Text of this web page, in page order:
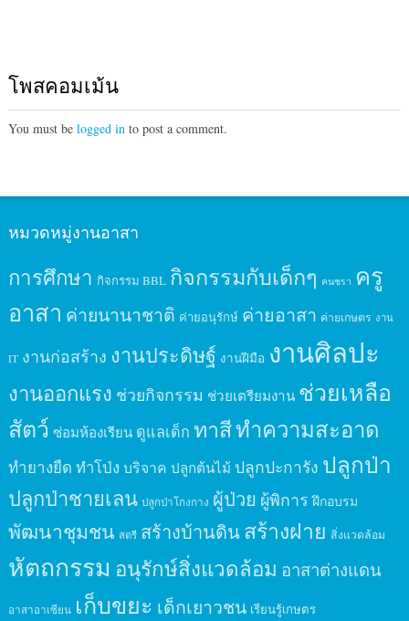
โพสคอมเม้น
You must be logged into post a comment.
หมวดหมู่งานอาสา
การศึกษา กิจกรรม BBL กิจกรรมกับเด็กๆ คนชรา ครู
อาสา ค่ายนานาชาติ ค่ายอนุรักษ์ ค่ายอาสา ค่ายเกษตร งาน
IT งานก่อสร้าง งานประดิษฐ์ งานฝีมือ งานศิลปะ
งานออกแรง ช่วยกิจกรรม ช่วยเตรียมงาน ช่วยเหลือ
สัตว์ ซ่อมห้องเรียน ดูแลเด็ก ทาสีทำความสะอาด
ทำยางยืด ทำโป่ง บริจาค ปลูกต้นไม้ ปลูกปะการัง ปลูกป่า
ปลูกป่าชายเลน ปลูกป่าโกงกาง ผู้ป่วย ผู้พิการ ฝึกอบรม
พัฒนาชุมชน สตรี สร้างบ้านดินสร้างฝาย สิ่งแวดล้อม
หัตถกรรม อนุรักษ์สิ่งแวดล้อม อาสาต่างแดน
อาสาอาเซียน เก็บขยะ เด็กเยาวชน เรียนรู้เกษตร